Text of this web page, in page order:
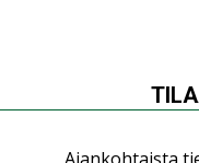
jämähtänyt
MIELIPIDE
Ajankohtaista